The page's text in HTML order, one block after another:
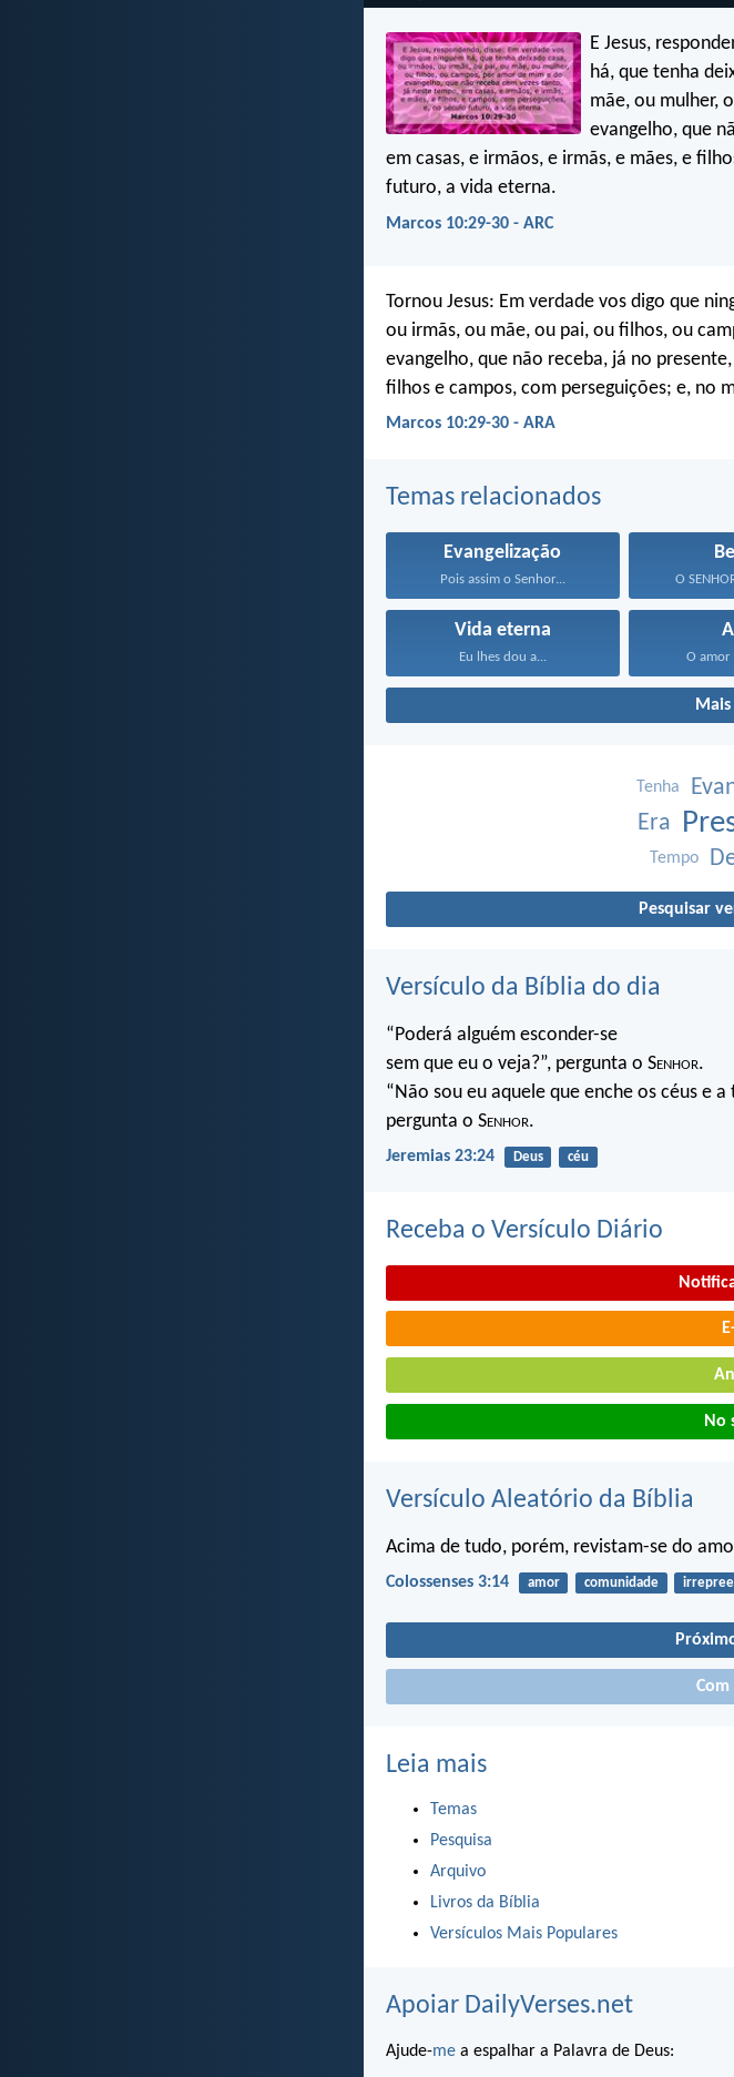
E Jesus,
há, que tenha
mãe, ou mulher,
evangelho, que
em casas, e irmãos, e irmãs, e mães, e
futuro, a vida eterna.
Marcos 10:29-30 - ARC
Tornou Jesus: Em verdade vos digo que
ou irmãs, ou mãe, ou pai, ou filhos, ou
evangelho, que não receba, já no
filhos e campos, com perseguições; e, no
Marcos 10:29-30 - ARA
Temas relacionados
Evangelização
Pois assim o Senhor... O
Vida eterna
Eu lhes dou a... O amor
Tenha
Era
Tempo
Pesquisar
Versículo da Bíblia do dia
“Poderá alguém esconder-se
sem que eu o veja?”, pergunta o Senhor.
“Não sou eu aquele que enche os céus e a
pergunta o Senhor.
Jeremias 23:24 Deus céu
Receba o Versículo Diário
No
Versículo Aleatório da Bíblia
Acima de tudo, porém, revistam-se do
Colossenses 3:14 amor comunidade
Com
Leia mais
Temas
Pesquisa
Arquivo
Livros da Bíblia
Versículos Mais Populares
Apoiar DailyVerses.net
Ajude-me a espalhar a Palavra de Deus: